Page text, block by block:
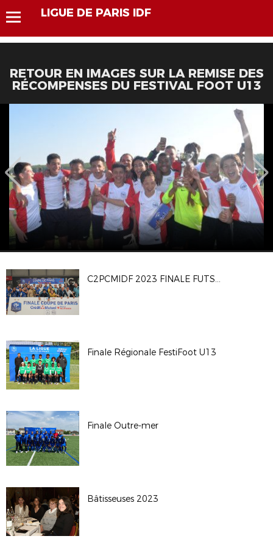
LIGUE DE PARIS IDF
RETOUR EN IMAGES SUR LA REMISE DES
RÉCOMPENSES DU FESTIVAL FOOT U13
C2PCMIDF 2023 FINALE FUTSAL H
Finale Régionale FestiFoot U13
Finale Outre-mer
Bâtisseuses 2023